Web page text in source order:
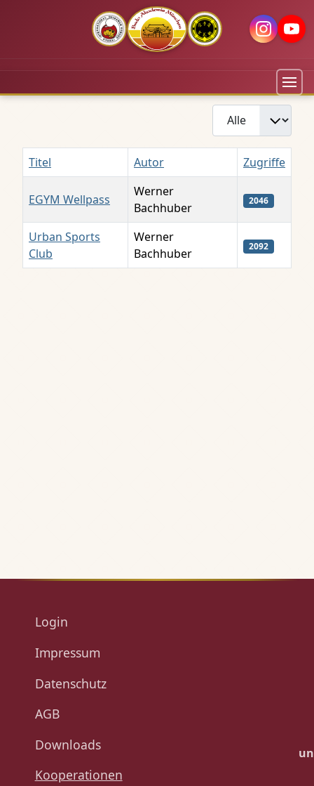
Anzeige #
Titel Autor Zugriffe
EGYM Wellpass
Werner
Bachhuber
2046
Urban Sports
Club
Werner
Bachhuber
2092
Login
Impressum
Datenschutz
AGB
Downloads
Kooperationen